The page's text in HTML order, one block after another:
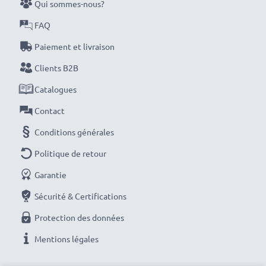
Qui sommes-nous?
FAQ
Paiement et livraison
Clients B2B
Catalogues
Contact
Conditions générales
Politique de retour
Garantie
Sécurité & Certifications
Protection des données
Mentions légales